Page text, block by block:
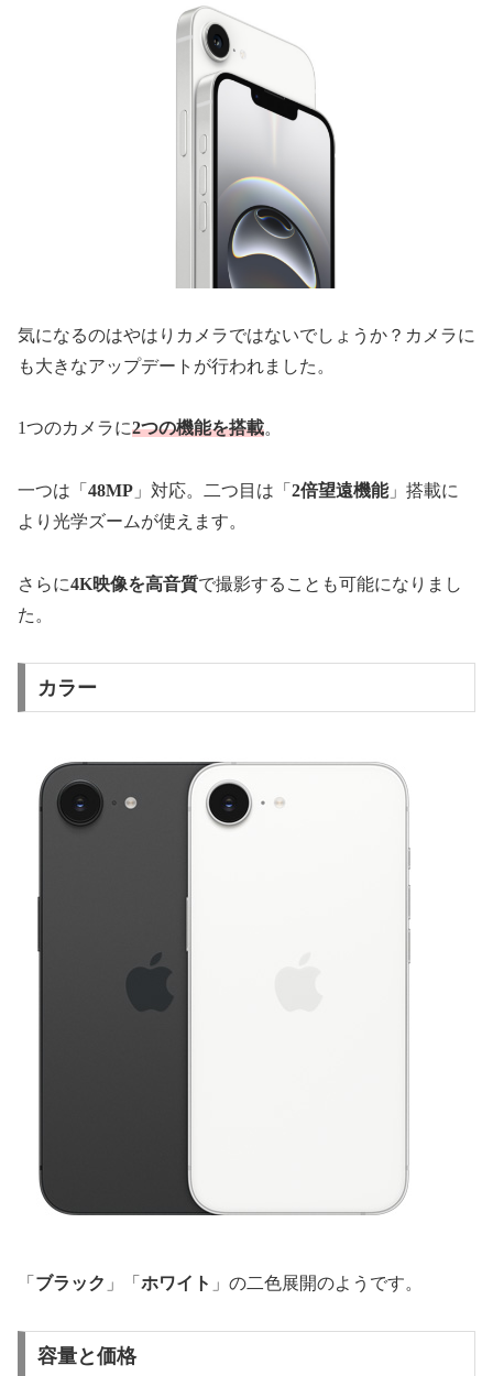
気になるのはやはりカメラではないでしょうか？カメラに
も大きなアップデートが行われました。
1つのカメラに2つの機能を搭載。
一つは「 48MP 」対応。二つ目は「 2倍望遠機能」搭載に
より光学ズームが使えます。
さらに4K映像を高音質で撮影することも可能になりまし
た。
カラー
「 ブラック 」「 ホワイト 」の二色展開のようです。
容量と価格